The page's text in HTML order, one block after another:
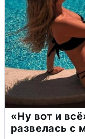
«Ну вот и
развелась